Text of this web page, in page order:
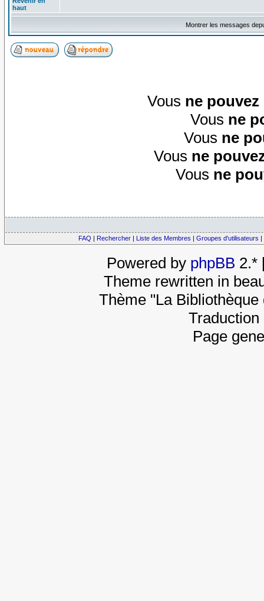
haut
Montrer les messages
Vous ne pouvez
Vous ne
Vous ne
Vous ne
Vous ne
FAQ | Rechercher | Liste des Membres | Groupes d'utilisateurs |
Powered by phpBB 2.*
Theme rewritten in
Thème "La
Page